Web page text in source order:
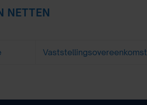
NETTEN
Vaststellingsovereenkomst